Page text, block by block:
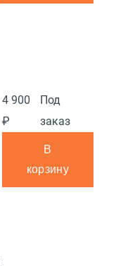
4 900
₽
Под
заказ
В
корзину